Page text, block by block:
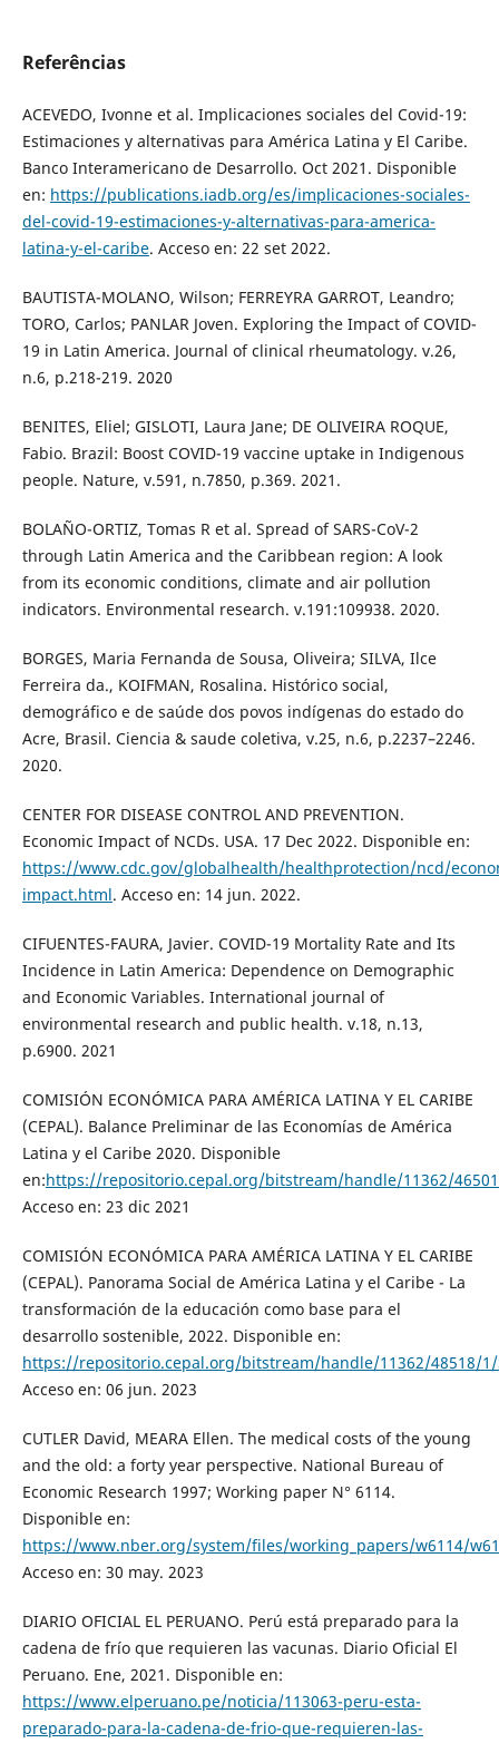
Referências
ACEVEDO, Ivonne et al. Implicaciones sociales del Covid-19:
Estimaciones y alternativas para América Latina y El Caribe.
Banco Interamericano de Desarrollo. Oct 2021. Disponible
en: https://publications.iadb.org/es/implicaciones-sociales-
del-covid-19-estimaciones-y-alternativas-para-america-
latina-y-el-caribe. Acceso en: 22 set 2022.
BAUTISTA-MOLANO, Wilson; FERREYRA GARROT, Leandro;
TORO, Carlos; PANLAR Joven. Exploring the Impact of COVID-
19 in Latin America. Journal of clinical rheumatology. v.26,
n.6, p.218-219. 2020
BENITES, Eliel; GISLOTI, Laura Jane; DE OLIVEIRA ROQUE,
Fabio. Brazil: Boost COVID-19 vaccine uptake in Indigenous
people. Nature, v.591, n.7850, p.369. 2021.
BOLAÑO-ORTIZ, Tomas R et al. Spread of SARS-CoV-2
through Latin America and the Caribbean region: A look
from its economic conditions, climate and air pollution
indicators. Environmental research. v.191:109938. 2020.
BORGES, Maria Fernanda de Sousa, Oliveira; SILVA, Ilce
Ferreira da., KOIFMAN, Rosalina. Histórico social,
demográfico e de saúde dos povos indígenas do estado do
Acre, Brasil. Ciencia & saude coletiva, v.25, n.6, p.2237–2246.
2020.
CENTER FOR DISEASE CONTROL AND PREVENTION.
Economic Impact of NCDs. USA. 17 Dec 2022. Disponible en:
https://www.cdc.gov/globalhealth/healthprotection/ncd/
impact.html. Acceso en: 14 jun. 2022.
CIFUENTES-FAURA, Javier. COVID-19 Mortality Rate and Its
Incidence in Latin America: Dependence on Demographic
and Economic Variables. International journal of
environmental research and public health. v.18, n.13,
p.6900. 2021
COMISIÓN ECONÓMICA PARA AMÉRICA LATINA Y EL CARIBE
(CEPAL). Balance Preliminar de las Economías de América
Latina y el Caribe 2020. Disponible
en:https://repositorio.cepal.org/bitstream/handle/11362/
Acceso en: 23 dic 2021
COMISIÓN ECONÓMICA PARA AMÉRICA LATINA Y EL CARIBE
(CEPAL). Panorama Social de América Latina y el Caribe - La
transformación de la educación como base para el
desarrollo sostenible, 2022. Disponible en:
https://repositorio.cepal.org/bitstream/handle/11362/48518/1/
Acceso en: 06 jun. 2023
CUTLER David, MEARA Ellen. The medical costs of the young
and the old: a forty year perspective. National Bureau of
Economic Research 1997; Working paper N° 6114.
Disponible en:
https://www.nber.org/system/files/working_papers/w6114/
Acceso en: 30 may. 2023
DIARIO OFICIAL EL PERUANO. Perú está preparado para la
cadena de frío que requieren las vacunas. Diario Oficial El
Peruano. Ene, 2021. Disponible en:
https://www.elperuano.pe/noticia/113063-peru-esta-
preparado-para-la-cadena-de-frio-que-requieren-las-